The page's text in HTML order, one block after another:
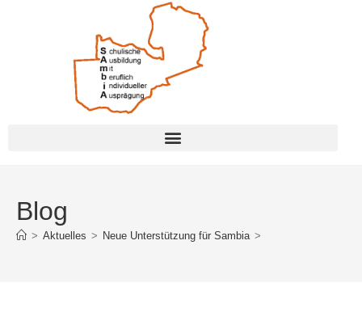
Blog
> Aktuelles > Neue Unterstützung für Sambia >